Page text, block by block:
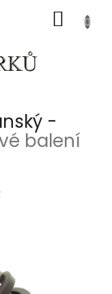
KOŠÍK
-
balení